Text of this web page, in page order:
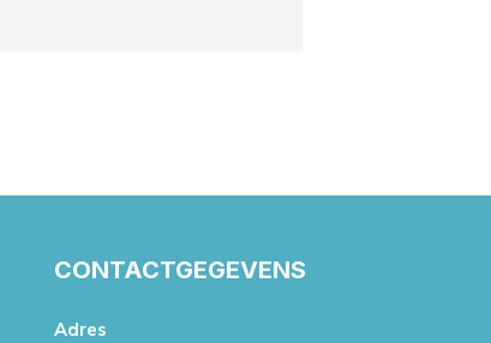
CONTACTGEGEVENS
Adres